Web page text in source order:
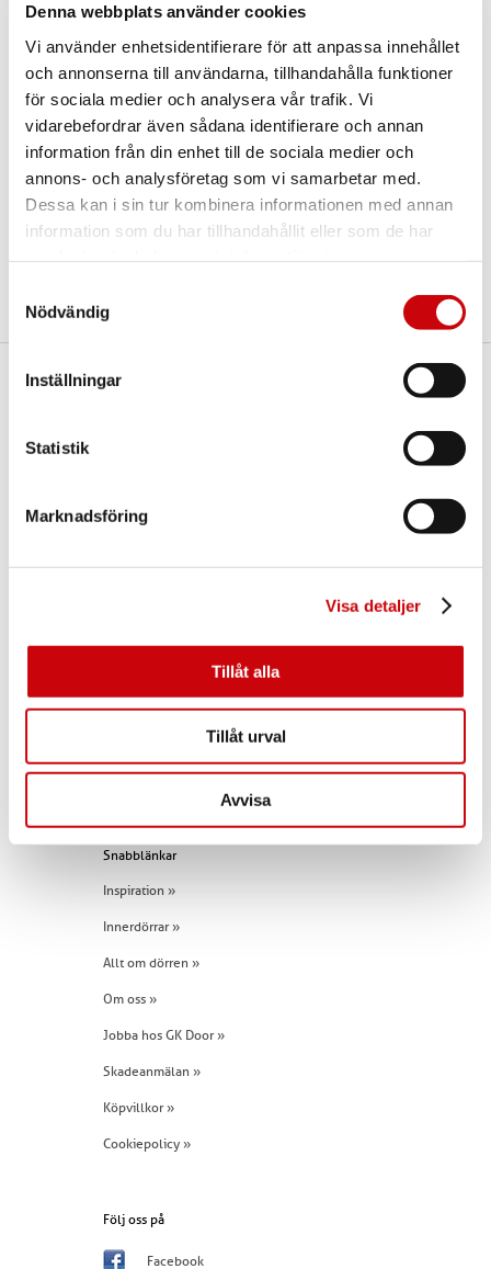
Denna webbplats använder cookies
Vi använder enhetsidentifierare för att anpassa innehållet
och annonserna till användarna, tillhandahålla funktioner
för sociala medier och analysera vår trafik. Vi
vidarebefordrar även sådana identifierare och annan
information från din enhet till de sociala medier och
annons- och analysföretag som vi samarbetar med.
Dessa kan i sin tur kombinera informationen med annan
information som du har tillhandahållit eller som de har
Nödvändig
Inställningar
Statistik
Marknadsföring
Visa detaljer
Tillåt alla
Tillåt urval
Avvisa
med skjutdörrsspår samt draghandtag och
skålar som standard. Modellen finns som
enkeldörr, pardörr i lika eller olika delning,
skjutdörr samt parskjutdörr.
Varianten finns att köpa i webshoppen. I
offertförfrågan väljer du mått, ytbehandling,
beslagsamtandra tillval.
Kontakta oss via eller
några funderingar eller särskilda önskemål.
Kontakta oss
info@gkdoor.se
Tel:+46 (0)960 - 203 25
Snabblänkar
Inspiration »
Innerdörrar »
Allt om dörren »
Om oss »
Jobba hos GK Door »
Skadeanmälan »
Köpvillkor »
Cookiepolicy »
Följ oss på
Facebook